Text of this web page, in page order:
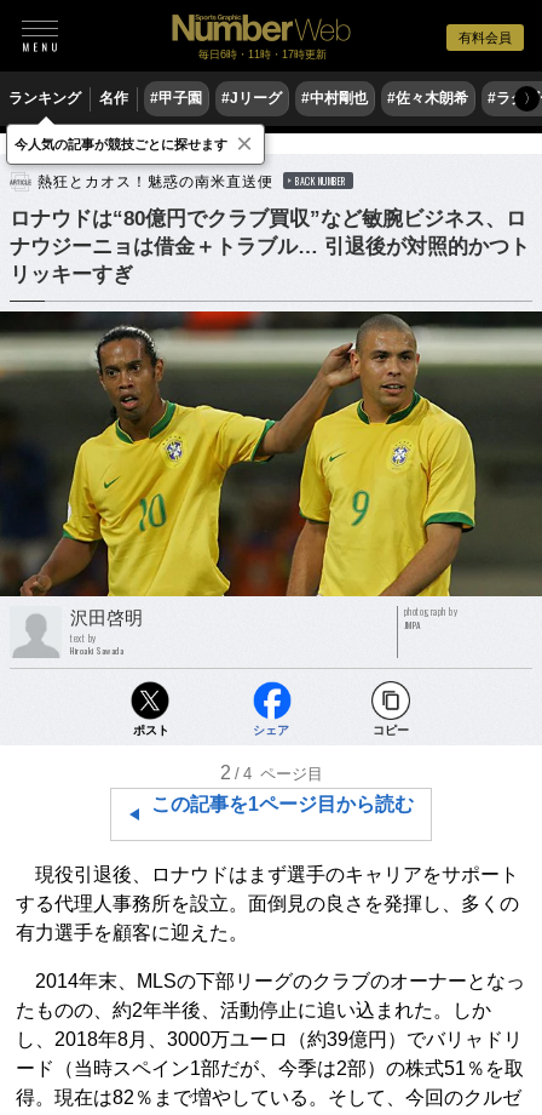
有料会員
毎日6時・11時・17時更新
ランキング 名作 #甲子園 #Jリーグ #中村剛也 #佐々木朗希 #ラグ〉
サッカー 海外サッカー
熱狂とカオス！魅惑の南米直送便 BACK NUMBER
ロナウドは“80億円でクラブ買収”など敏腕ビジネス、ロ
ナウジーニョは借金＋トラブル… 引退後が対照的かつト
リッキーすぎ
沢田啓明
text by
Hiroaki Sawada
photograph by
JMPA
ポスト シェア コピー
2 /4 ページ目
この記事を1ページ目から読む
現役引退後、ロナウドはまず選手のキャリアをサポート
する代理人事務所を設立。面倒見の良さを発揮し、多くの
有力選手を顧客に迎えた。
2014年末、MLSの下部リーグのクラブのオーナーとなっ
たものの、約2年半後、活動停止に追い込まれた。しか
し、2018年8月、3000万ユーロ（約39億円）でバリャドリ
ード（当時スペイン1部だが、今季は2部）の株式51％を取
得。現在は82％まで増やしている。そして、今回のクルゼ
今人気の記事が競技ごとに探せます ×